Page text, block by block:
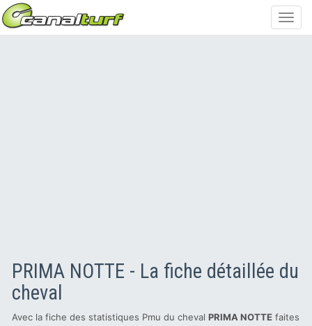
PRIMA NOTTE - La fiche détaillée du
cheval
Avec la fiche des statistiques Pmu du cheval PRIMA NOTTE faites